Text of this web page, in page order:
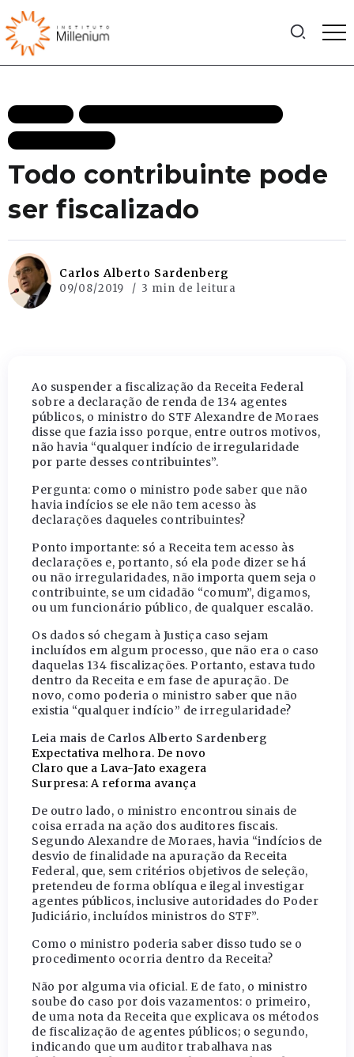
Todo contribuinte pode
ser fiscalizado
Carlos Alberto Sardenberg
09/08/2019 3 min de leitura
Ao suspender a fiscalização da Receita Federal
sobre a declaração de renda de 134 agentes
públicos, o ministro do STF Alexandre de Moraes
disse que fazia isso porque, entre outros motivos,
não havia “qualquer indício de irregularidade
por parte desses contribuintes”.
Pergunta: como o ministro pode saber que não
havia indícios se ele não tem acesso às
declarações daqueles contribuintes?
Ponto importante: só a Receita tem acesso às
declarações e, portanto, só ela pode dizer se há
ou não irregularidades, não importa quem seja o
contribuinte, se um cidadão “comum”, digamos,
ou um funcionário público, de qualquer escalão.
Os dados só chegam à Justiça caso sejam
incluídos em algum processo, que não era o caso
daquelas 134 fiscalizações. Portanto, estava tudo
dentro da Receita e em fase de apuração. De
novo, como poderia o ministro saber que não
existia “qualquer indício” de irregularidade?
Leia mais de Carlos Alberto Sardenberg
Expectativa melhora. De novo
Claro que a Lava-Jato exagera
Surpresa: A reforma avança
De outro lado, o ministro encontrou sinais de
coisa errada na ação dos auditores fiscais.
Segundo Alexandre de Moraes, havia “indícios de
desvio de finalidade na apuração da Receita
Federal, que, sem critérios objetivos de seleção,
pretendeu de forma oblíqua e ilegal investigar
agentes públicos, inclusive autoridades do Poder
Judiciário, incluídos ministros do STF”.
Como o ministro poderia saber disso tudo se o
procedimento ocorria dentro da Receita?
Não por alguma via oficial. E de fato, o ministro
soube do caso por dois vazamentos: o primeiro,
de uma nota da Receita que explicava os métodos
de fiscalização de agentes públicos; o segundo,
indicando que um auditor trabalhava nas